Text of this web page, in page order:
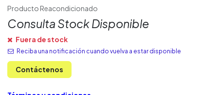
Producto Reacondicionado
Consulta Stock Disponible
Fuera de stock
Reciba una notificación cuando vuelva a estar disponible
Contáctenos